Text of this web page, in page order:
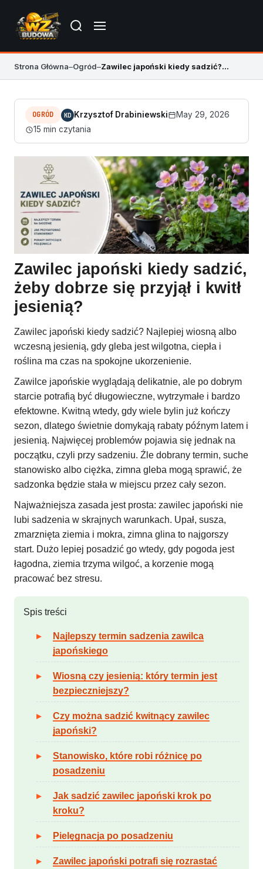
Strona Główna–Ogród– Zawilec japoński kiedy sadzić? Terminy i zasady
OGRÓD KD Krzysztof Drabiniewski
May 29, 2026
15 min czytania
Zawilec japoński kiedy sadzić,
żeby dobrze się przyjął i kwitł
jesienią?
Zawilec japoński kiedy sadzić? Najlepiej wiosną albo
wczesną jesienią, gdy gleba jest wilgotna, ciepła i
roślina ma czas na spokojne ukorzenienie.
Zawilce japońskie wyglądają delikatnie, ale po dobrym
starcie potrafią być długowieczne, wytrzymałe i bardzo
efektowne. Kwitną wtedy, gdy wiele bylin już kończy
sezon, dlatego świetnie domykają rabaty późnym latem i
jesienią. Najwięcej problemów pojawia się jednak na
początku, czyli przy sadzeniu. Źle dobrany termin, suche
stanowisko albo ciężka, zimna gleba mogą sprawić, że
sadzonka będzie stała w miejscu przez cały sezon.
Najważniejsza zasada jest prosta: zawilec japoński nie
lubi sadzenia w skrajnych warunkach. Upał, susza,
zmarznięta ziemia i mokra, zimna glina to najgorszy
start. Dużo lepiej posadzić go wtedy, gdy pogoda jest
łagodna, ziemia trzyma wilgoć, a korzenie mogą
pracować bez stresu.
Spis treści
Najlepszy termin sadzenia zawilca
japońskiego
Wiosną czy jesienią: który termin jest
bezpieczniejszy?
Czy można sadzić kwitnący zawilec
japoński?
Stanowisko, które robi różnicę po
posadzeniu
Jak sadzić zawilec japoński krok po
kroku?
Pielęgnacja po posadzeniu
Zawilec japoński potrafi się rozrastać